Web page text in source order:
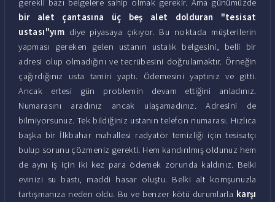
gerekli bazı belgelere sahip olmak gerekir. Ama günümüzde
bir alet çantasına üç beş alet dolduran "tesisat
ustası"yım diye piyasaya çıkıyor. Bu noktada müşterilerin
yapması gereken gelen ustanın ustalık belgesini, belli bir
adresi olup olmadığını ve tecrübesini doğrulamaktır. Örneğin
çağırdığınız usta tamiri yaptı. Ödemesini yaptınız ve gitti.
Ancak ertesi gün problemin devam ettiğini anladınız.
Numarasını aradınız ancak ulaşamadınız. Adresini de
bilmiyorsunuz. Tek bildiğiniz ustanın telefon numarası. Hızlıca
başka bir İlkbahar mahallesi radyatör temizliği için tesisatçı
bulup sorunu çözmeniz gerekti. Hem kandırılmış oldunuz hem
de aynı iş için iki kez para ödemek zorunda kaldınız. Belki
evinizi su bastı, maddi hasar oluştu. Belki alt komşunuzla
tartışmanıza neden oldu. Bu ve benzer kötü durumlarla karşı